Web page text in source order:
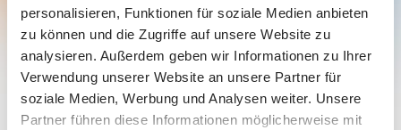
personalisieren, Funktionen für soziale Medien anbieten
zu können und die Zugriffe auf unsere Website zu
analysieren. Außerdem geben wir Informationen zu Ihrer
Verwendung unserer Website an unsere Partner für
soziale Medien, Werbung und Analysen weiter. Unsere
Partner führen diese Informationen möglicherweise mit